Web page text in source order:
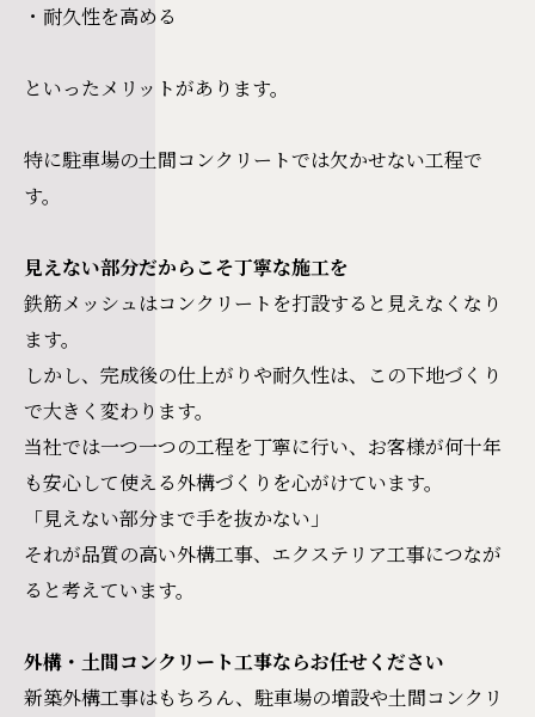
・耐久性を高める
といったメリットがあります。
特に駐車場の土間コンクリートでは欠かせない工程で
す。
見えない部分だからこそ丁寧な施工を
鉄筋メッシュはコンクリートを打設すると見えなくなり
ます。
しかし、完成後の仕上がりや耐久性は、この下地づくり
で大きく変わります。
当社では一つ一つの工程を丁寧に行い、お客様が何十年
も安心して使える外構づくりを心がけています。
「見えない部分まで手を抜かない」
それが品質の高い外構工事、エクステリア工事につなが
ると考えています。
外構・土間コンクリート工事ならお任せください
新築外構工事はもちろん、駐車場の増設や土間コンクリ